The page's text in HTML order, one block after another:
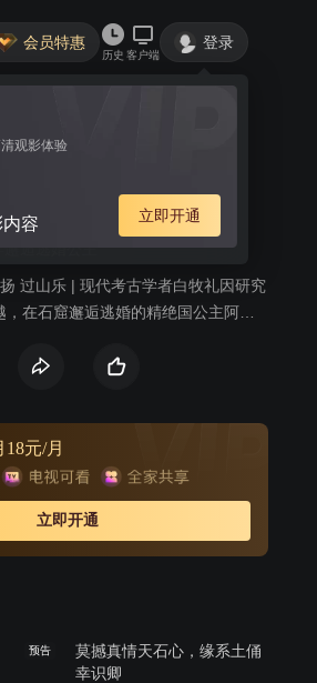
会员特惠
历史 客户端
登录
观影体验
容 立即开通
邂逅逃婚公主
过山乐 | 现代考古学者白牧礼因研究
在石窟邂逅逃婚的精绝国公主阿依
智斗勇，经历种种磨难后阿依慕公主
代，留下阿依慕在大漠之中追寻爱人
18元/月
立即开通
预告
莫撼真情天石心，缘系土俑
幸识卿